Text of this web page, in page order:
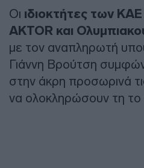
Οι ιδιοκτήτες των ΚΑΕ
AKTOR και
με τον αναπληρωτή
Γιάννη Βρούτση
στην άκρη προσωρινά
να ολοκληρώσουν τη